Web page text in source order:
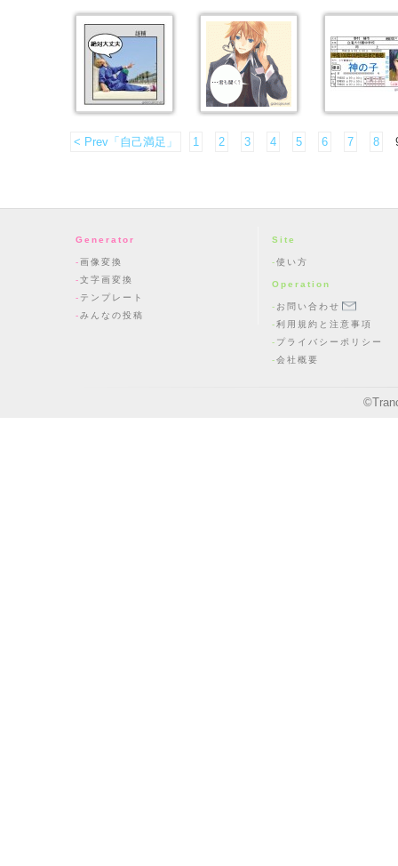
< Prev「自己満足」 1 2 3 4 5 6 7 8
Generator
画像変換
文字画変換
テンプレート
みんなの投稿
Site
使い方
Operation
お問い合わせ
利用規約と注意事項
プライバシーポリシー
会社概要
©